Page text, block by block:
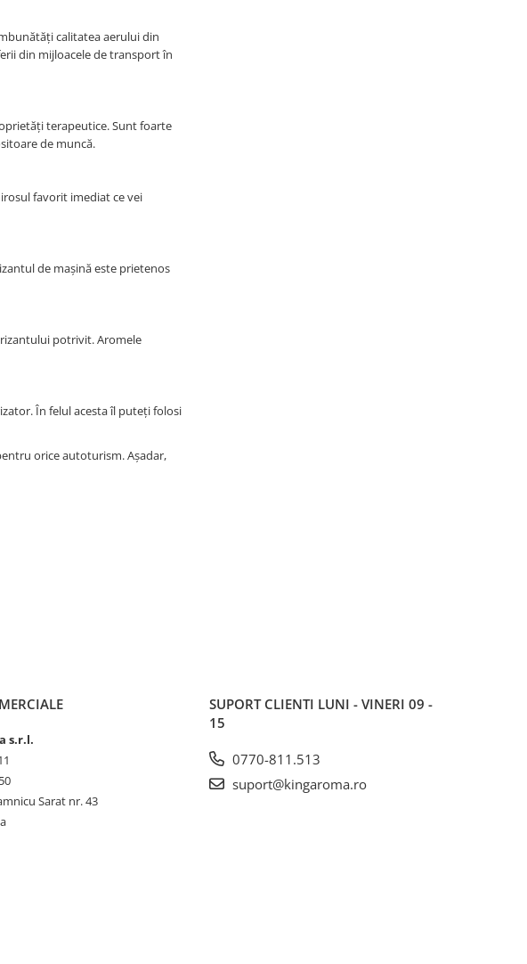
calitatea aerului din
din mijloacele de transport în
terapeutice. Sunt foarte
de muncă.
favorit imediat ce vei
de mașină este prietenos
potrivit. Aromele
În felul acesta îl puteți folosi
orice autoturism. Așadar,
s.r.l.
Sarat nr. 43
SUPORT CLIENTI LUNI - VINERI 09 -
15
0770-811.513
suport@kingaroma.ro